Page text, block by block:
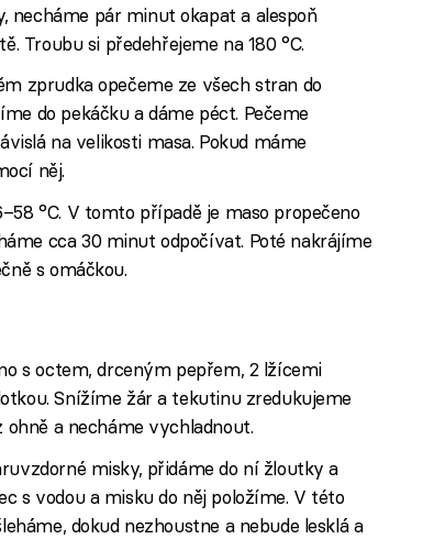
necháme pár minut okapat a alespoň
Troubu si předehřejeme na 180 °C.
zprudka opečeme ze všech stran do
do pekáčku a dáme péct. Pečeme
na velikosti masa. Pokud máme
něj.
°C. V tomto případě je maso propečeno
cca 30 minut odpočívat. Poté nakrájíme
s omáčkou.
s octem, drceným pepřem, 2 lžícemi
Snížíme žár a tekutinu zredukujeme
a necháme vychladnout.
misky, přidáme do ní žloutky a
s vodou a misku do něj položíme. V této
dokud nezhoustne a nebude lesklá a